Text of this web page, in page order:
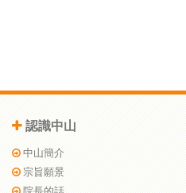
認識中山
中山簡介
宗旨願景